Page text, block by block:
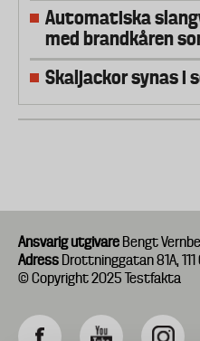
Automatiska
med brandkåren
Skaljackor synas i
Ansvarig utgivare Bengt
Adress Drottninggatan 81A,
© Copyright 2025 Testfakta